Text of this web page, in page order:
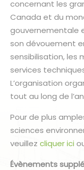
concernant les
Canada et du
gouvernementale
son dévouement
sensibilisation, les
services
L’organisation
tout au long de
Pour de plus
sciences
veuillez cliquer ici
Évènements